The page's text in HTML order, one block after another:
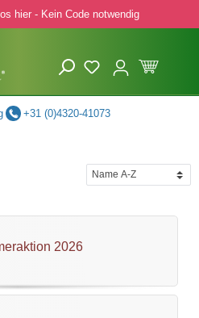
hier - Kein Code notwendig
+31 (0)4320-41073
2026